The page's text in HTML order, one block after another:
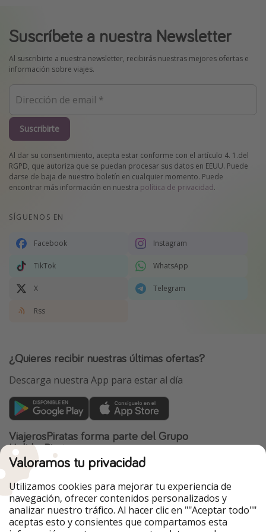
Suscríbete a nuestra Newsletter
Al suscribirte a nuestra newsletter, recibirás nuestras mejores ofertas e
información sobre viajes.
Suscribirte
Al dar su consentimiento, acepta estar conforme con el artículo 4. 1.del
RGPD, que autoriza que se puedan procesar sus datos en EEUU. Puede
darse de baja de nuestro boletín en cualquier momento. Puede
encontrar más información en nuestra política de privacidad.
SÍGUENOS EN
Facebook Instagram
TikTok WhatsApp
X Telegram
Rss
¿Quieres recibir nuestras últimas ofertas?
Descarga nuestra App para estar al día
ViajerosPiratas forma parte del Grupo
HolidayPirates
Nuestros mercados
PiratinViaggio
HolidayPirates
VakantiePiraten
WakacyjniPiraci
VoyagesPirates
Ferienpiraten
Urlaubspiraten
Urlaubspiraten
Valoramos tu privacidad
Utilizamos cookies para mejorar tu experiencia de
navegación, ofrecer contenidos personalizados y
analizar nuestro tráfico. Al hacer clic en ""Aceptar todo""
aceptas esto y consientes que compartamos esta